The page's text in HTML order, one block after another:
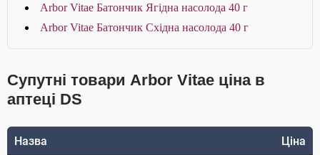
Arbor Vitae Батончик Ягідна насолода 40 г
Arbor Vitae Батончик Східна насолода 40 г
Супутні товари Arbor Vitae ціна в
аптеці DS
Назва Ціна